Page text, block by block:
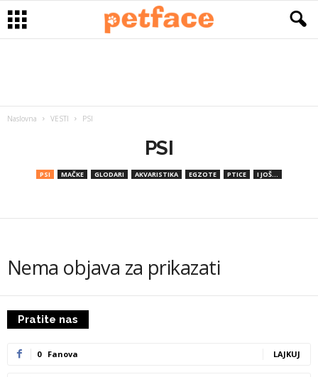
Naslovna VESTI PSI
PSI
PSI MAČKE GLODARI AKVARISTIKA EGZOTE PTICE I JOŠ...
Nema objava za prikazati
Pratite nas
0 Fanova LAJKUJ